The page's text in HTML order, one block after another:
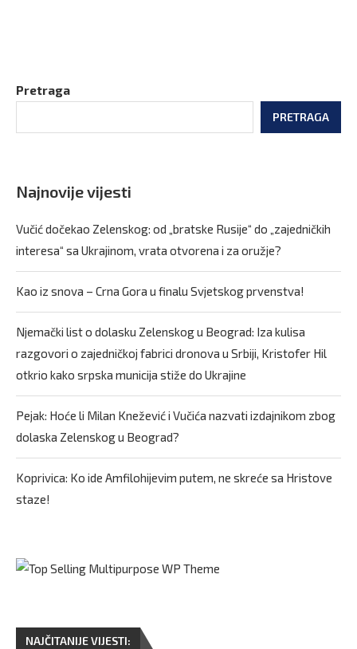
Pretraga
PRETRAGA
Najnovije vijesti
Vučić dočekao Zelenskog: od „bratske Rusije“ do „zajedničkih
interesa“ sa Ukrajinom, vrata otvorena i za oružje?
Kao iz snova – Crna Gora u finalu Svjetskog prvenstva!
Njemački list o dolasku Zelenskog u Beograd: Iza kulisa
razgovori o zajedničkoj fabrici dronova u Srbiji, Kristofer Hil
otkrio kako srpska municija stiže do Ukrajine
Pejak: Hoće li Milan Knežević i Vučića nazvati izdajnikom zbog
dolaska Zelenskog u Beograd?
Koprivica: Ko ide Amfilohijevim putem, ne skreće sa Hristove
staze!
NAJČITANIJE VIJESTI: